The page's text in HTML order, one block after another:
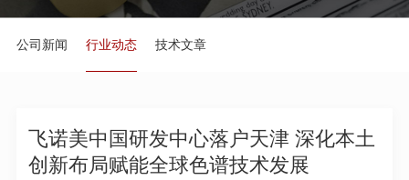
公司新闻 行业动态 技术文章
飞诺美中国研发中心落户天津 深化本土
创新布局赋能全球色谱技术发展